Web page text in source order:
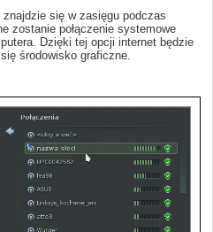
się w zasięgu podczas
zostanie połączenie systemowe
Dzięki tej opcji internet będzie
środowisko graficzne.